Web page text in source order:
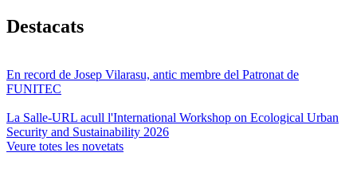
Destacats
En record de Josep Vilarasu, antic membre del Patronat de
FUNITEC
La Salle-URL acull l'International Workshop on Ecological Urban
Security and Sustainability 2026
Veure totes les novetats